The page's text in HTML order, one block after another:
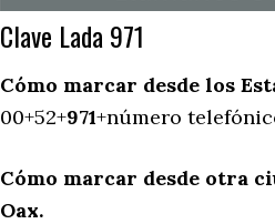
Clave Lada 971
Cómo marcar desde los
00+52+971+número
Cómo marcar desde otra
Oax.